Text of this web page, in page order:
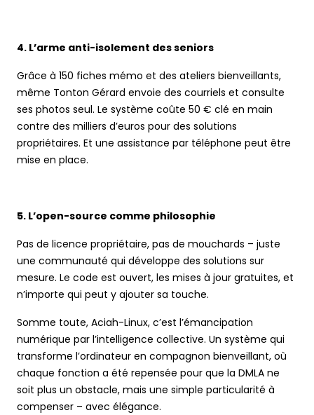
4. L’arme anti-isolement des seniors
Grâce à 150 fiches mémo et des ateliers bienveillants,
même Tonton Gérard envoie des courriels et consulte
ses photos seul. Le système coûte 50 € clé en main
contre des milliers d’euros pour des solutions
propriétaires. Et une assistance par téléphone peut être
mise en place.
5. L’open-source comme philosophie
Pas de licence propriétaire, pas de mouchards – juste
une communauté qui développe des solutions sur
mesure. Le code est ouvert, les mises à jour gratuites, et
n’importe qui peut y ajouter sa touche.
Somme toute, Aciah-Linux, c’est l’émancipation
numérique par l’intelligence collective. Un système qui
transforme l’ordinateur en compagnon bienveillant, où
chaque fonction a été repensée pour que la DMLA ne
soit plus un obstacle, mais une simple particularité à
compenser – avec élégance.